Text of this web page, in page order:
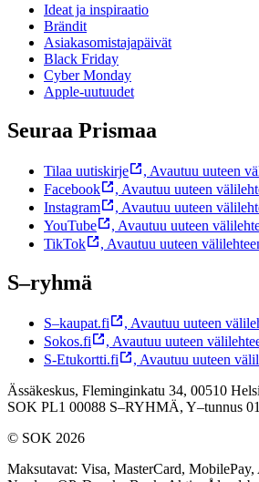
Ideat ja inspiraatio
Brändit
Asiakasomistajapäivät
Black Friday
Cyber Monday
Apple-uutuudet
Seuraa Prismaa
Tilaa uutiskirje , Avautuu uuteen
Facebook
, Avautuu uuteen
Instagram
, Avautuu uuteen
YouTube
, Avautuu uuteen
TikTok
, Avautuu uuteen
S–ryhmä
S–kaupat.fi , Avautuu uuteen
Sokos.fi
, Avautuu uuteen
S-Etukortti.fi
, Avautuu uuteen
Ässäkeskus, Fleminginkatu 34, 00510
SOK PL1 00088 S–RYHMÄ, Y–tunnus
© SOK 2026
Maksutavat: Visa, MasterCard,